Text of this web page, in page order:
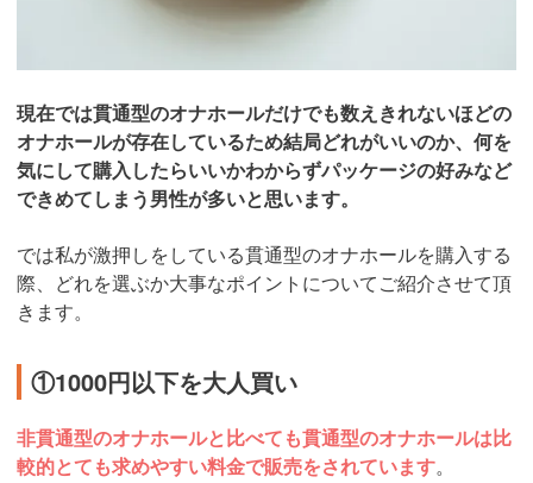
現在では貫通型のオナホールだけでも数えきれないほどの
オナホールが存在しているため結局どれがいいのか、何を
気にして購入したらいいかわからずパッケージの好みなど
できめてしまう男性が多いと思います。
では私が激押しをしている貫通型のオナホールを購入する
際、どれを選ぶか大事なポイントについてご紹介させて頂
きます。
①1000円以下を大人買い
非貫通型のオナホールと比べても貫通型のオナホールは比
較的とても求めやすい料金で販売をされています。